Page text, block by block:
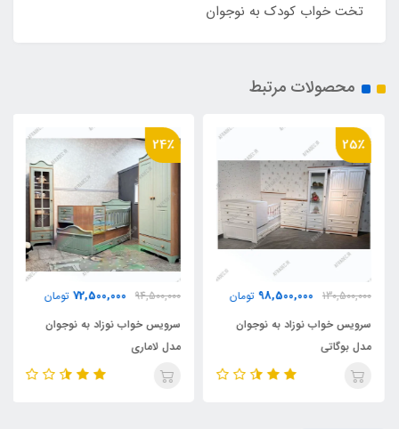
تخت خواب کودک به نوجوان
محصولات مرتبط
25٪
130,500,000
98,500,000 تومان
سرویس خواب نوزاد به نوجوان
مدل بوگاتی
24٪
94,500,000
72,500,000 تومان
سرویس خواب نوزاد به نوجوان
مدل لاماری